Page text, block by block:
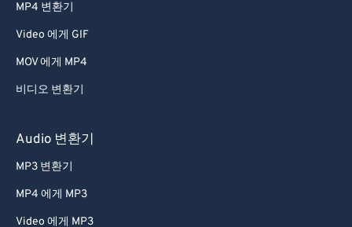
MP4 변환기
Video 에게 GIF
MOV 에게 MP4
비디오 변환기
Audio 변환기
MP3 변환기
MP4 에게 MP3
Video 에게 MP3